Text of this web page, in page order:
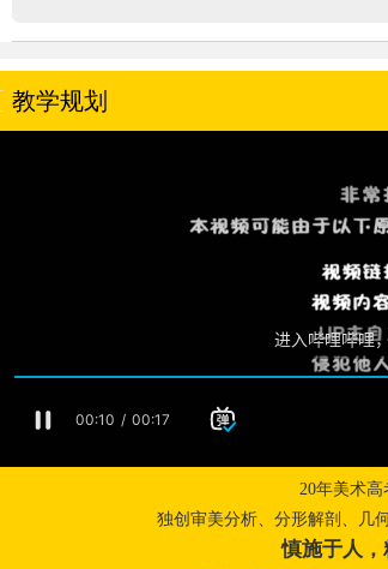
教学规划
20年美术
独创审美分析、分形解剖、几
慎施于人，